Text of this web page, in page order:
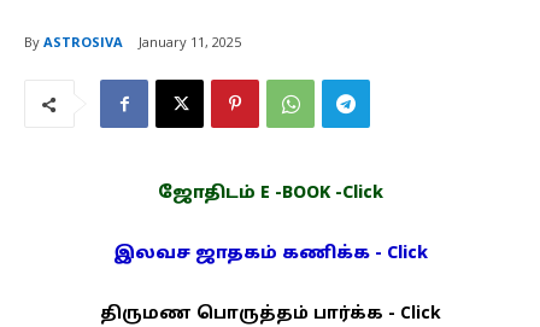
By ASTROSIVA January 11, 2025
ஜோதிடம் E -BOOK -Click
இலவச ஜாதகம் கணிக்க - Click
திருமண பொருத்தம் பார்க்க - Click